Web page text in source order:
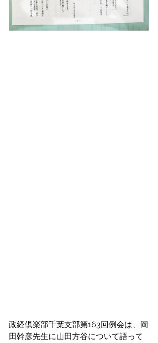
政経倶楽部千葉支部第163回例会は、岡
田幹彦先生に山田方谷について語って